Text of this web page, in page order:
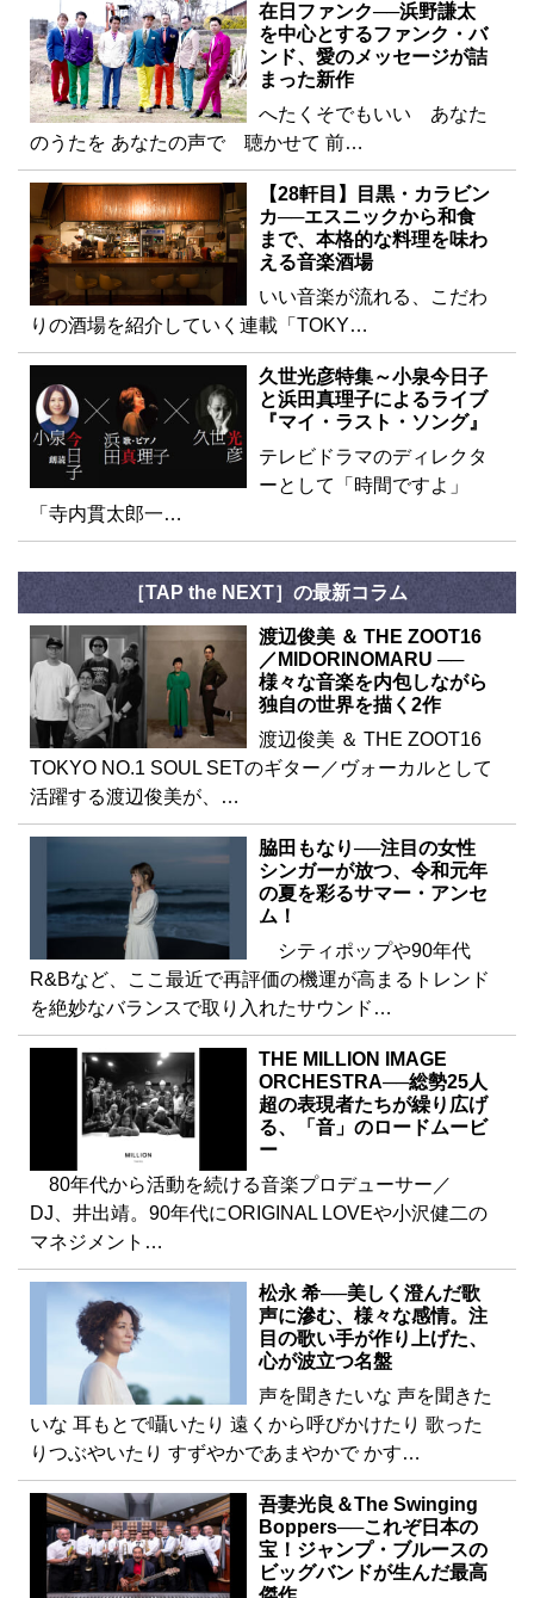
在日ファンク──浜野謙太
を中心とするファンク・バ
ンド、愛のメッセージが詰
まった新作
へたくそでもいい あなた
のうたを あなたの声で 聴かせて 前…
【28軒目】目黒・カラビン
カ──エスニックから和食
まで、本格的な料理を味わ
える音楽酒場
いい音楽が流れる、こだわ
りの酒場を紹介していく連載「TOKY…
久世光彦特集～小泉今日子
と浜田真理子によるライブ
『マイ・ラスト・ソング』
テレビドラマのディレクタ
ーとして「時間ですよ」
「寺内貫太郎一…
［TAP the NEXT］の最新コラム
渡辺俊美 ＆ THE ZOOT16
／MIDORINOMARU ──
様々な音楽を内包しながら
独自の世界を描く2作
渡辺俊美 ＆ THE ZOOT16
TOKYO NO.1 SOUL SETのギター／ヴォーカルとして
活躍する渡辺俊美が、…
脇田もなり──注目の女性
シンガーが放つ、令和元年
の夏を彩るサマー・アンセ
ム！
シティポップや90年代
R&Bなど、ここ最近で再評価の機運が高まるトレンド
を絶妙なバランスで取り入れたサウンド…
THE MILLION IMAGE
ORCHESTRA──総勢25人
超の表現者たちが繰り広げ
る、「音」のロードムービ
ー
80年代から活動を続ける音楽プロデューサー／
DJ、井出靖。90年代にORIGINAL LOVEや小沢健二の
マネジメント…
松永 希──美しく澄んだ歌
声に滲む、様々な感情。注
目の歌い手が作り上げた、
心が波立つ名盤
声を聞きたいな 声を聞きた
いな 耳もとで囁いたり 遠くから呼びかけたり 歌った
りつぶやいたり すずやかであまやかで かす…
吾妻光良＆The Swinging
Boppers──これぞ日本の
宝！ジャンプ・ブルースの
ビッグバンドが生んだ最高